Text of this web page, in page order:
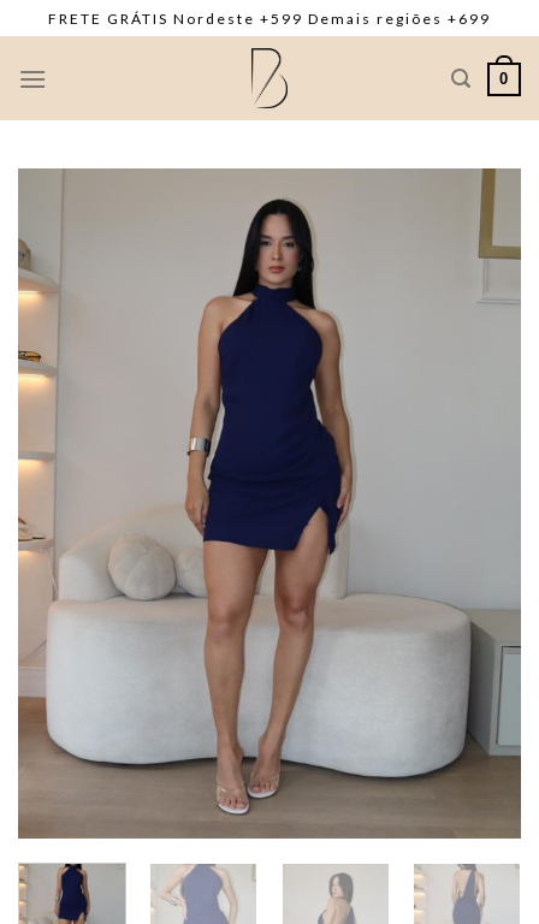
to
content
FRETE GRÁTIS Nordeste +599 Demais regiões +699
0